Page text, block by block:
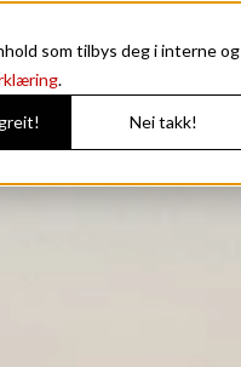
som tilbys deg i interne og
.
Nei takk!
Coupe